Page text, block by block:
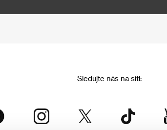
Sledujte nás na síti: